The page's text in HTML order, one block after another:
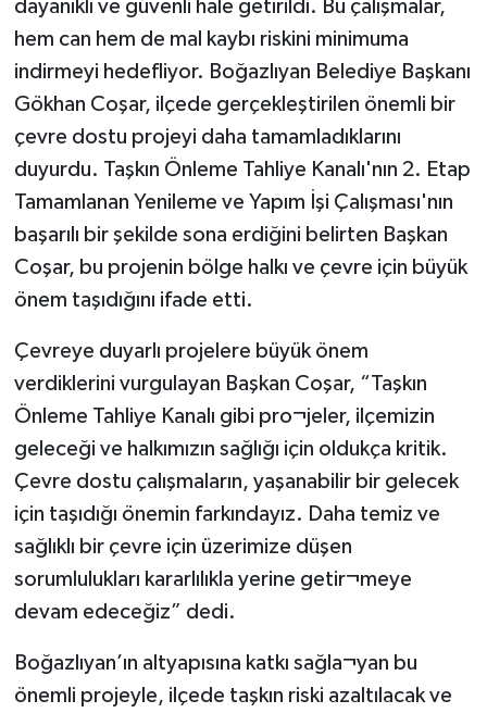
dayanıklı ve güvenli hale getirildi. Bu çalışmalar,
hem can hem de mal kaybı riskini minimuma
indirmeyi hedefliyor. Boğazlıyan Belediye Başkanı
Gökhan Coşar, ilçede gerçekleştirilen önemli bir
çevre dostu projeyi daha tamamladıklarını
duyurdu. Taşkın Önleme Tahliye Kanalı'nın 2. Etap
Tamamlanan Yenileme ve Yapım İşi Çalışması'nın
başarılı bir şekilde sona erdiğini belirten Başkan
Coşar, bu projenin bölge halkı ve çevre için büyük
önem taşıdığını ifade etti.
Çevreye duyarlı projelere büyük önem
verdiklerini vurgulayan Başkan Coşar, “Taşkın
Önleme Tahliye Kanalı gibi pro¬jeler, ilçemizin
geleceği ve halkımızın sağlığı için oldukça kritik.
Çevre dostu çalışmaların, yaşanabilir bir gelecek
için taşıdığı önemin farkındayız. Daha temiz ve
sağlıklı bir çevre için üzerimize düşen
sorumlulukları kararlılıkla yerine getir¬meye
devam edeceğiz” dedi.
Boğazlıyan’ın altyapısına katkı sağla¬yan bu
önemli projeyle, ilçede taşkın riski azaltılacak ve